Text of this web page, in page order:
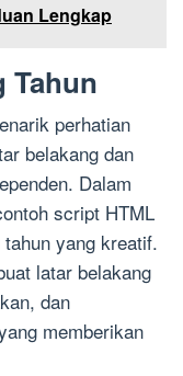
Lengkap
Tahun
perhatian
belakang dan
Dalam
script HTML
yang kreatif.
latar belakang
dan
memberikan